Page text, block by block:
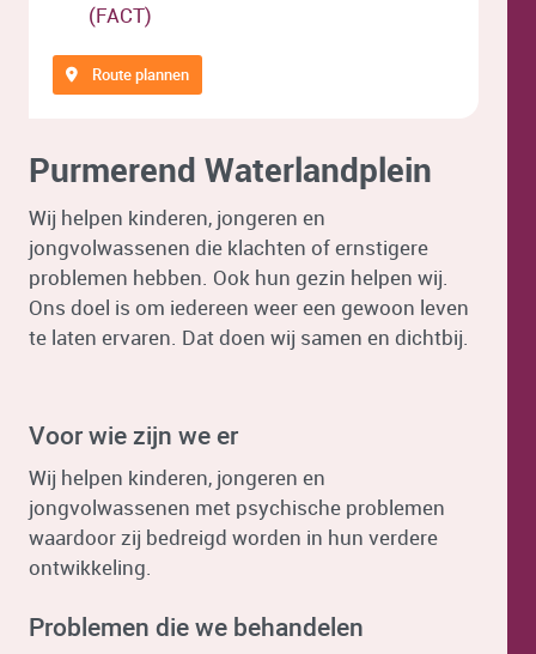
(FACT)
Route plannen
Purmerend Waterlandplein
Wij helpen kinderen, jongeren en
jongvolwassenen die klachten of ernstigere
problemen hebben. Ook hun gezin helpen wij.
Ons doel is om iedereen weer een gewoon leven
te laten ervaren. Dat doen wij samen en dichtbij.
Voor wie zijn we er
Wij helpen kinderen, jongeren en
jongvolwassenen met psychische problemen
waardoor zij bedreigd worden in hun verdere
ontwikkeling.
Problemen die we behandelen